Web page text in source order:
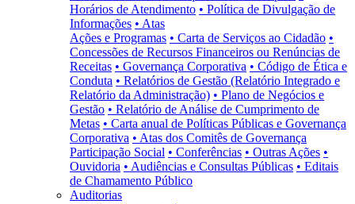
Horários de Atendimento • Política de Divulgação de
Informações • Atas
Ações e Programas • Carta de Serviços ao Cidadão •
Concessões de Recursos Financeiros ou Renúncias de
Receitas • Governança Corporativa • Código de Ética e
Conduta • Relatórios de Gestão (Relatório Integrado e
Relatório da Administração) • Plano de Negócios e
Gestão • Relatório de Análise de Cumprimento de
Metas • Carta anual de Políticas Públicas e Governança
Corporativa • Atas dos Comitês de Governança
Participação Social • Conferências • Outras Ações •
Ouvidoria • Audiências e Consultas Públicas • Editais
de Chamamento Público
Auditorias